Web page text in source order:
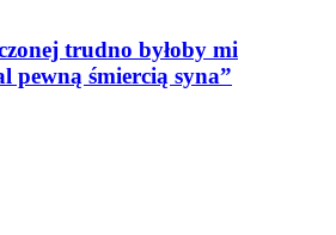
trudno byłoby mi
pewną śmiercią syna”